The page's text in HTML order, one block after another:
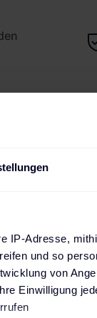
IP-Adresse,
und so
von
Einwilligung
für